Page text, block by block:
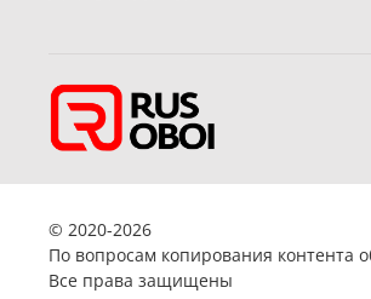
© 2020-2026
По вопросам копирования контента
Все права защищены